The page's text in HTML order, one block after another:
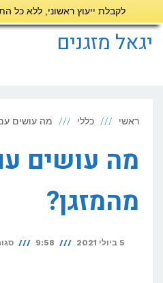
לקבלת ייעוץ ראשוני, ללא כל
לתוכןיגאל מזגנים
ראשי כללי מה עושים
מה עושים
מהמזגן?
5 ביולי 2021 9:58